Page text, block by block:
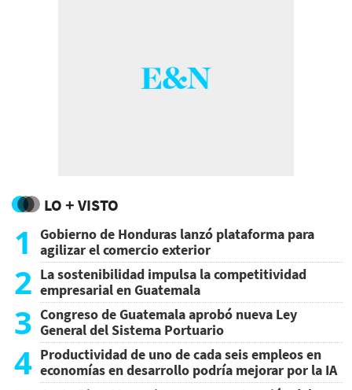
LO + VISTO
1
Gobierno de Honduras lanzó plataforma para
agilizar el comercio exterior
2 La sostenibilidad impulsa la competitividad
empresarial en Guatemala
3 Congreso de Guatemala aprobó nueva Ley
General del Sistema Portuario
4 Productividad de uno de cada seis empleos en
economías en desarrollo podría mejorar por la IA